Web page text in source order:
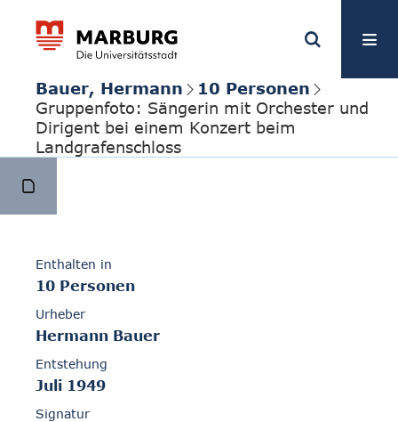
Bauer, Hermann
10 Personen
Gruppenfoto: Sängerin mit Orchester und
Dirigent bei einem Konzert beim
Landgrafenschloss
Enthalten in
10 Personen
Urheber
Hermann Bauer
Entstehung
Juli 1949
Signatur